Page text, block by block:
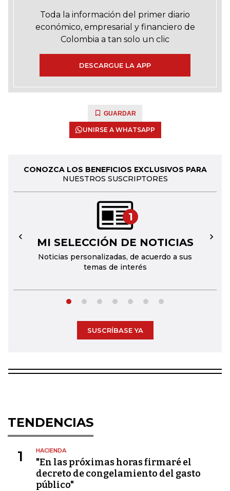
Toda la información del primer diario
económico, empresarial y financiero de
Colombia a tan solo un clic
DESCARGUE LA APP
GUARDAR
UNIRSE A WHATSAPP
CONOZCA LOS BENEFICIOS EXCLUSIVOS PARA
NUESTROS SUSCRIPTORES
1
MI SELECCIÓN DE NOTICIAS
Noticias personalizadas, de acuerdo a sus
temas de interés
← →
SUSCRÍBASE YA
TENDENCIAS
1 HACIENDA
"En las próximas horas firmaré el
decreto de congelamiento del gasto
público"